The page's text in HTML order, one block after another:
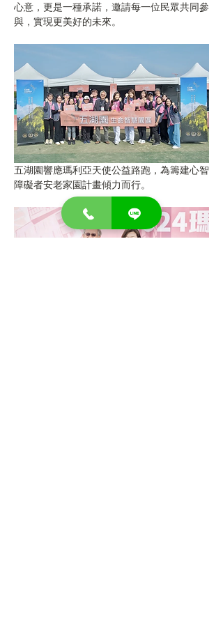
心意，更是一種承諾，邀請每一位民眾共同參
與，實現更美好的未來。
五湖園響應瑪利亞天使公益路跑，為籌建心智
障礙者安老家園計畫傾力而行。